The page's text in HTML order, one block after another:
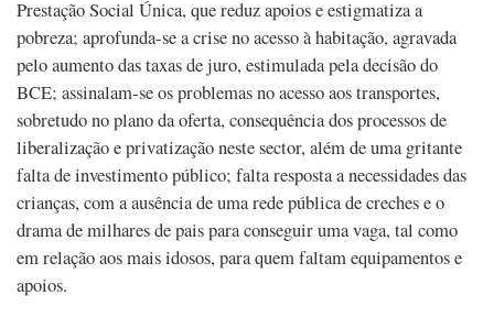
Prestação Social Única, que reduz apoios e estigmatiza a
pobreza; aprofunda-se a crise no acesso à habitação, agravada
pelo aumento das taxas de juro, estimulada pela decisão do
BCE; assinalam-se os problemas no acesso aos transportes,
sobretudo no plano da oferta, consequência dos processos de
liberalização e privatização neste sector, além de uma gritante
falta de investimento público; falta resposta a necessidades das
crianças, com a ausência de uma rede pública de creches e o
drama de milhares de pais para conseguir uma vaga, tal como
em relação aos mais idosos, para quem faltam equipamentos e
apoios.